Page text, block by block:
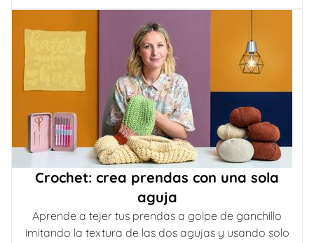
Crochet: crea prendas con una sola
aguja
Aprende a tejer tus prendas a golpe de ganchillo
imitando la textura de las dos agujas y usando solo